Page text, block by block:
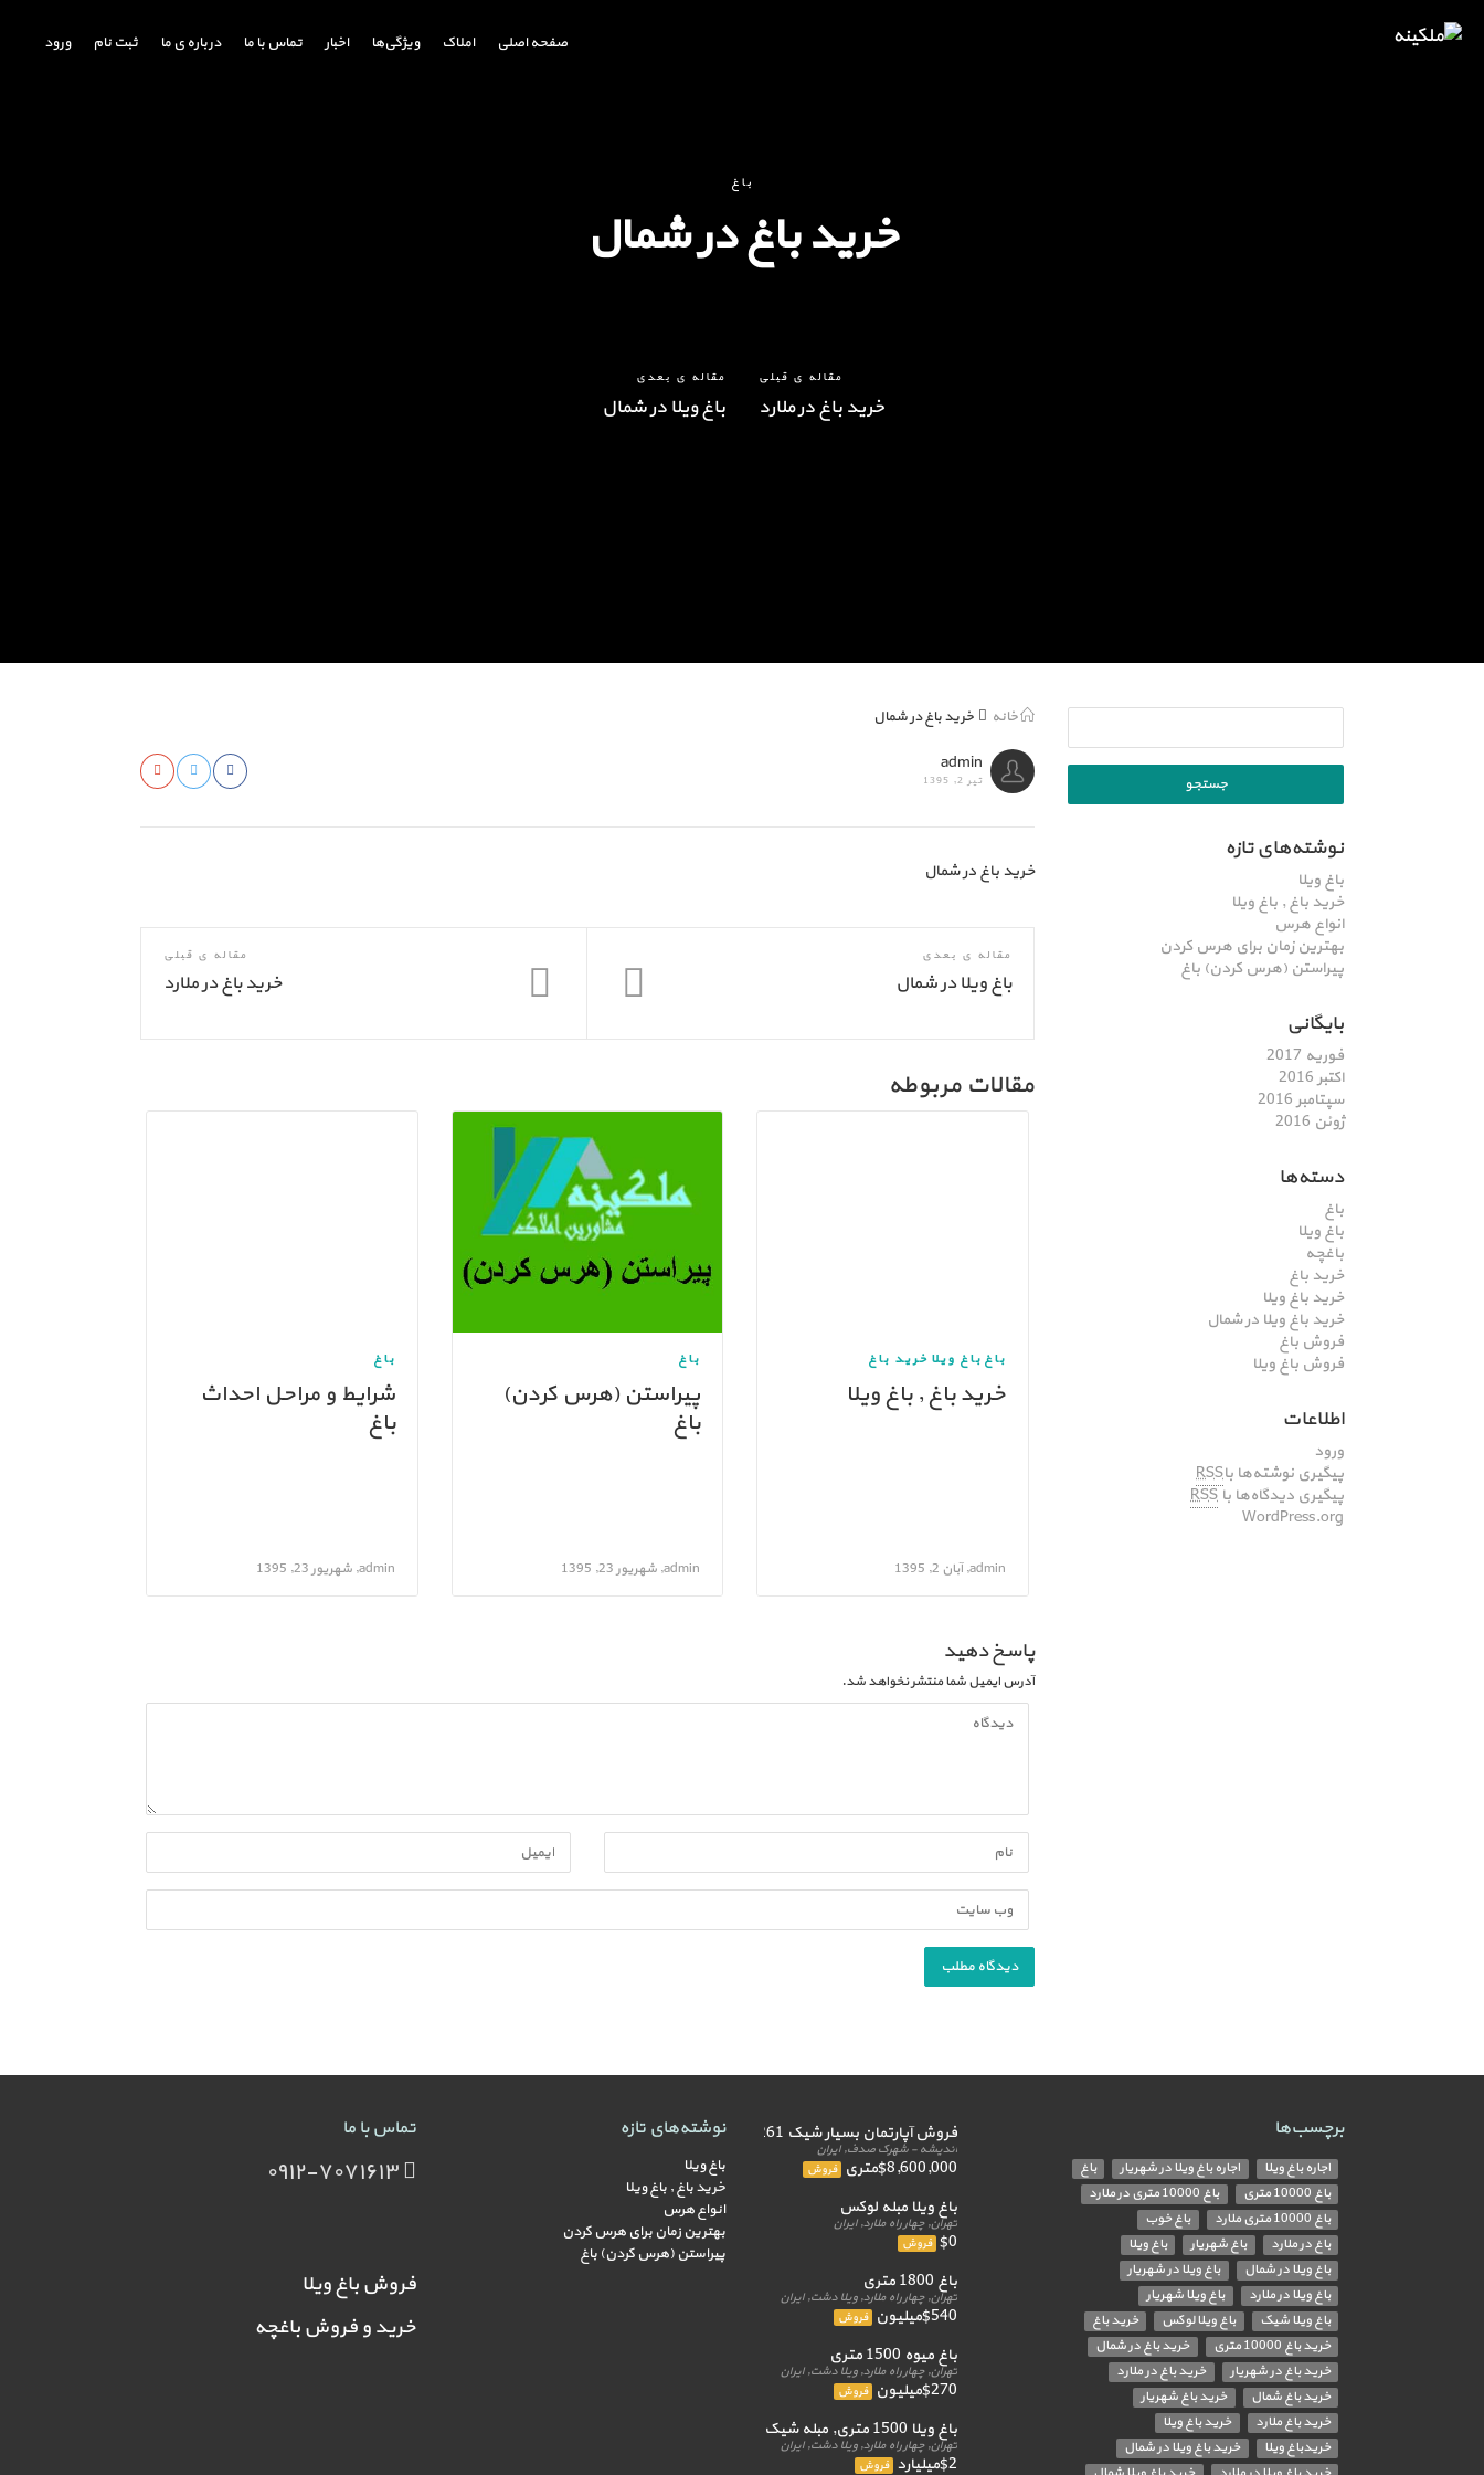
باغ
خرید باغ در شمال
مقاله ی قبلی
خرید باغ در ملارد
مقاله ی بعدی
باغ ویلا در شمال
ثبت نام ورود صفحه اصلی املاک ویژگی‌ها اخبار تماس با ما درباره ی ما
نوشته‌های تازه
باغ ویلا
خرید باغ , باغ ویلا
انواع هرس
بهترین زمان برای هرس کردن
پیراستن (هرس کردن) باغ
بایگانی
فوریه 2017
اکتبر 2016
سپتامبر 2016
ژوئن 2016
دسته‌ها
باغ
باغ ویلا
باغچه
خرید باغ
خرید باغ ویلا
خرید باغ ویلا در شمال
فروش باغ
فروش باغ ویلا
اطلاعات
ورود
پیگیری نوشته‌ها باRSS
پیگیری دیدگاه‌ها با RSS
WordPress.org
خانه خرید باغ در شمال
admin
تیر 2, 1395
خرید باغ در شمال
مقاله ی قبلی
خرید باغ در ملارد
مقاله ی بعدی
باغ ویلا در شمال
مقالات مربوطه
باغ باغ ویلا خرید باغ
خرید باغ , باغ ویلا
admin, آبان 2, 1395
باغ
پیراستن (هرس کردن)
باغ
admin, شهریور 23, 1395
باغ
شرایط و مراحل احداث
باغ
admin, شهریور 23, 1395
پاسخ دهید
آدرس ایمیل شما منتشر نخواهد شد.
برچسب‌ها
اجاره باغ ویلا اجاره باغ ویلا در شهریار
باغ
باغ 10000 متری
باغ 10000 متری در ملارد
باغ 10000 متری ملارد
باغ خوب
باغ در ملارد
باغ شهریار
باغ ویلا
باغ ویلا در شمال
باغ ویلا در شهریار
باغ ویلا در ملارد
باغ ویلا شهریار
باغ ویلا شیک
باغ ویلا لوکس
خرید باغ
خرید باغ 10000 متری
خرید باغ در شمال
خرید باغ در شهریار
خرید باغ در ملارد
خرید باغ شمال
خرید باغ شهریار
خرید باغ ملارد
خرید باغ ویلا
خریدباغ ویلا
خرید باغ ویلا در شمال
فروش آپارتمان بسیار شیک 261 متر
اندیشه - شهرک صدف, ایران
$8,600,000متری فروش
باغ ویلا مبله لوکس
تهران, چهار راه ملارد, ایران
$0 فروش
باغ 1800 متری
تهران, چهار راه ملارد, ویلا دشت, ایران
$540میلیون فروش
باغ میوه 1500 متری
تهران, چهار راه ملارد, ویلا دشت, ایران
$270میلیون فروش
باغ ویلا 1500 متری, مبله شیک
تهران, چهار راه ملارد, ویلا دشت, ایران
$2میلیارد فروش
نوشته‌های تازه
باغ ویلا
خرید باغ , باغ ویلا
انواع هرس
بهترین زمان برای هرس کردن
پیراستن (هرس کردن) باغ
تماس با ما
فروش باغ ویلا
خرید و فروش باغچه